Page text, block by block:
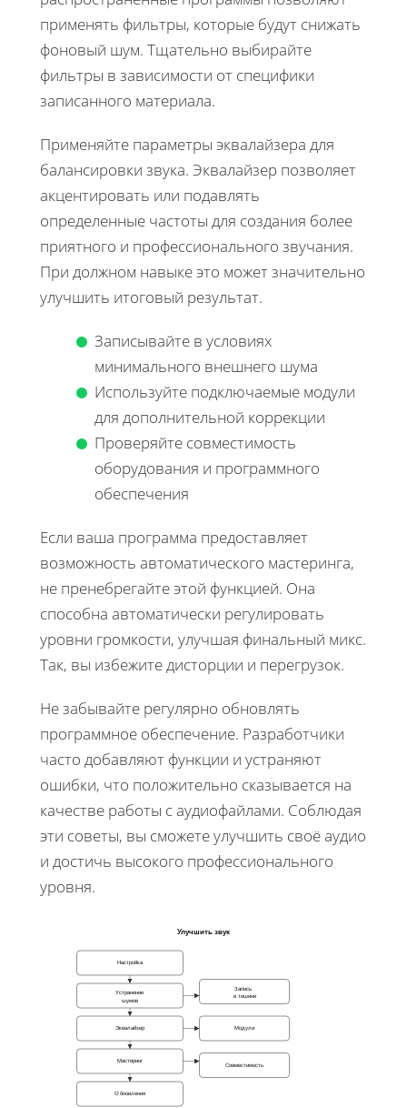
применять фильтры, которые будут снижать
фоновый шум. Тщательно выбирайте
фильтры в зависимости от специфики
записанного материала.
Применяйте параметры эквалайзера для
балансировки звука. Эквалайзер позволяет
акцентировать или подавлять
определенные частоты для создания более
приятного и профессионального звучания.
При должном навыке это может значительно
улучшить итоговый результат.
Записывайте в условиях
минимального внешнего шума
Используйте подключаемые модули
для дополнительной коррекции
Проверяйте совместимость
оборудования и программного
обеспечения
Если ваша программа предоставляет
возможность автоматического мастеринга,
не пренебрегайте этой функцией. Она
способна автоматически регулировать
уровни громкости, улучшая финальный микс.
Так, вы избежите дисторции и перегрузок.
Не забывайте регулярно обновлять
программное обеспечение. Разработчики
часто добавляют функции и устраняют
ошибки, что положительно сказывается на
качестве работы с аудиофайлами. Соблюдая
эти советы, вы сможете улучшить своё аудио
и достичь высокого профессионального
уровня.
Улучшить звук
Настройка
Устранение
шумов
Эквалайзер
Мастеринг
Обновления
Запись
в тишине
Модули
Совместимость